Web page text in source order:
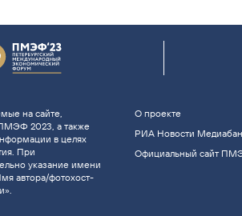
на сайте,
2023, а также
в целях
При
указание имени
автора/фотохост-
О проекте
РИА Новости
Официальный сайт